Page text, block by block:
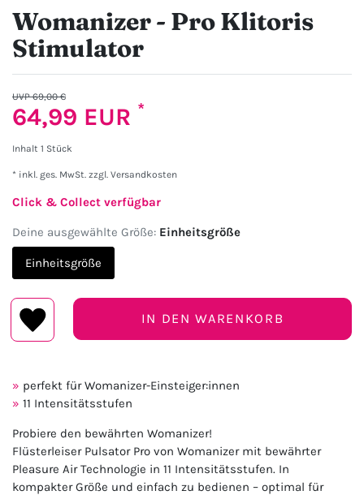
Womanizer - Pro Klitoris
Stimulator
UVP 69,00 €
64,99 EUR *
Inhalt 1 Stück
* inkl. ges. MwSt. zzgl. Versandkosten
Click & Collect verfügbar
Deine ausgewählte Größe: Einheitsgröße
Einheitsgröße
IN DEN WARENKORB
perfekt für Womanizer-Einsteiger:innen
11 Intensitätsstufen
Probiere den bewährten Womanizer!
Flüsterleiser Pulsator Pro von Womanizer mit bewährter
Pleasure Air Technologie in 11 Intensitätsstufen. In
kompakter Größe und einfach zu bedienen – optimal für